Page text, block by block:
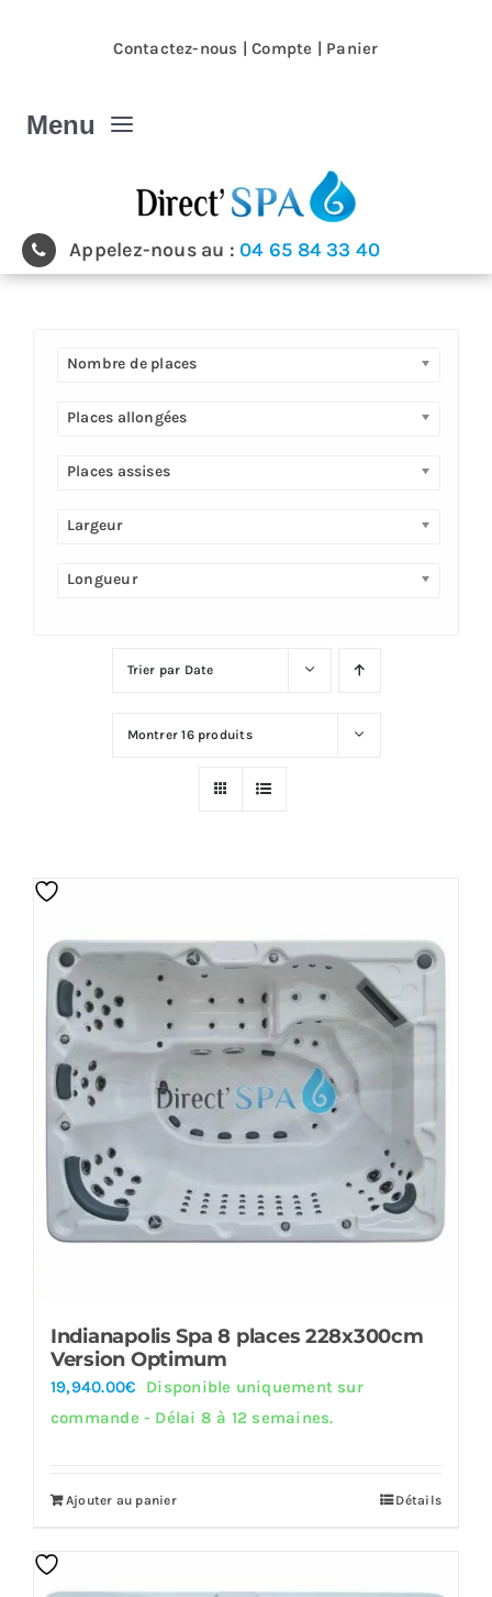
Appelez-nous au :04 65 84 33 40
Contactez-nous |Compte | Panier
Menu
Nos magasins
Spa de nage
Produits & accessoires
Nombre de places
Places allongées
Places assises
Largeur
Longueur
Trier par Date
Montrer16 produits
Indianapolis Spa 8 places 228x300cm
Version Optimum
19,940.00€
Disponible uniquement sur
commande - Délai 8 à 12 semaines.
Ajouter au panier Détails